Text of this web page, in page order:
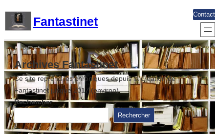
contenu
Fantastinet
Contact
Archives Fantastinet
Ce site reprend les chroniques depuis la création de
Fantastinet jusque 2017 (environ)
Rechercher
Rechercher